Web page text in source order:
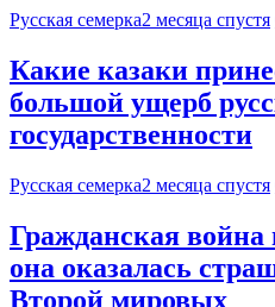
Русская семерка2 месяца спустя
Какие казаки
большой ущерб
государственности
Русская семерка2 месяца спустя
Гражданская война
она оказалась
Второй мировых